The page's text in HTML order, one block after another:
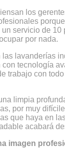
los
servicio de 10
por nada.
las lavanderías
tecnología
trabajo con todo
limpia
por muy
que haya en
acabará
imagen